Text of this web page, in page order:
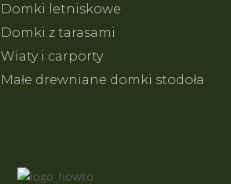
Domki letniskowe
Domki z tarasami
Wiaty i carporty
Małe drewniane domki stodoła